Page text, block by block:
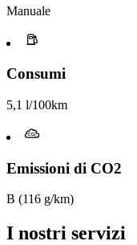
Manuale
Consumi
5,1 l/100km
Emissioni di CO2
B (116 g/km)
I nostri servizi